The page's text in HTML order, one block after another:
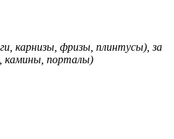
карнизы, фризы, плинтусы), за
камины, порталы)